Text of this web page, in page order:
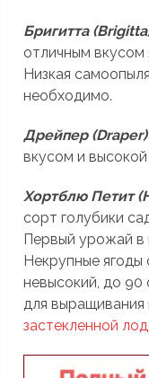
Бригитта
отличным вкусом
Низкая
необходимо.
Дрейпер (Draper)
вкусом и
Хортблю Петит
сорт голубики
Первый урожай в
Некрупные ягоды
невысокий, до
для
застекленной